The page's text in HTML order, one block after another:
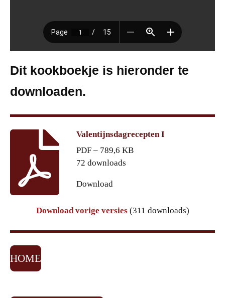
Dit kookboekje is hieronder te
downloaden.
Valentijnsdagrecepten I
PDF – 789,6 KB
72 downloads
Download
Download vorige versies (311 downloads)
HOME